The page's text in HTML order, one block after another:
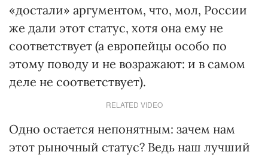
«достали» аргументом, что, мол, России
же дали этот статус, хотя она ему не
соответствует (а европейцы особо по
этому поводу и не возражают: и в самом
деле не соответствует).
RELATED VIDEO
Одно остается непонятным: зачем нам
этот рыночный статус? Ведь наш лучший